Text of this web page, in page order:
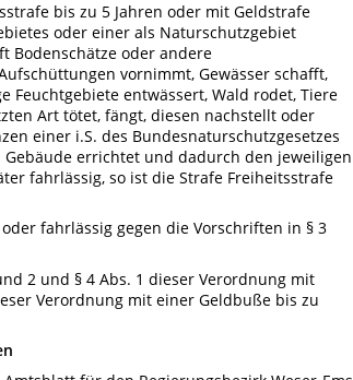
bis zu 5 Jahren oder mit Geldstrafe
oder einer als Naturschutzgebiet
Bodenschätze oder andere
vornimmt, Gewässer schafft,
Feuchtgebiete entwässert, Wald rodet, Tiere
Art tötet, fängt, diesen nachstellt oder
einer i.S. des Bundesnaturschutzgesetzes
errichtet und dadurch den jeweiligen
fahrlässig, so ist die Strafe Freiheitsstrafe
fahrlässig gegen die Vorschriften in § 3
2 und § 4 Abs. 1 dieser Verordnung mit
Verordnung mit einer Geldbuße bis zu